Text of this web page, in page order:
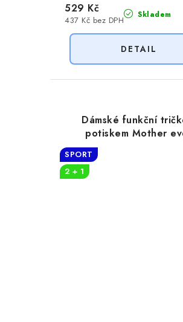
Skladem
437 Kč bez DPH
529 Kč
Dámské funkční
potiskem Mother
SPORT
2 + 1